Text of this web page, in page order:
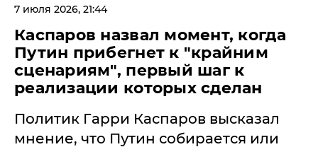
7 июля 2026, 21:44
Каспаров назвал момент, когда
Путин прибегнет к "крайним
сценариям", первый шаг к
реализации которых сделан
Политик Гарри Каспаров высказал
мнение, что Путин собирается или